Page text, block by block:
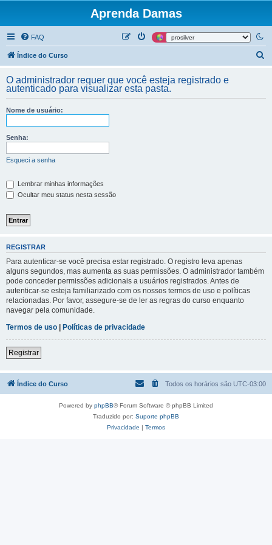
Aprenda Damas
FAQ
Índice do Curso
q
O administrador requer que você esteja registrado e
autenticado para visualizar esta pasta.
Nome de usuário:
Senha:
Esqueci a senha
Lembrar minhas informações
Ocultar meu status nesta sessão
REGISTRAR
Para autenticar-se você precisa estar registrado. O registro leva apenas
alguns segundos, mas aumenta as suas permissões. O administrador também
pode conceder permissões adicionais a usuários registrados. Antes de
autenticar-se esteja familiarizado com os nossos termos de uso e políticas
relacionadas. Por favor, assegure-se de ler as regras do curso enquanto
navegar pela comunidade.
Termos de uso | Políticas de privacidade
Registrar
Índice do Curso Todos os horários são UTC-03:00
Powered by phpBB® Forum Software © phpBB Limited
Traduzido por: Suporte phpBB
Privacidade | Termos